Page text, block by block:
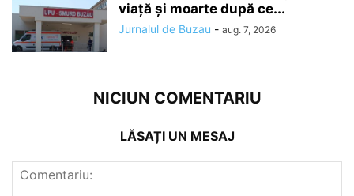
viață și moarte după ce...
Jurnalul de Buzau - aug. 7, 2026
NICIUN COMENTARIU
LĂSAȚI UN MESAJ